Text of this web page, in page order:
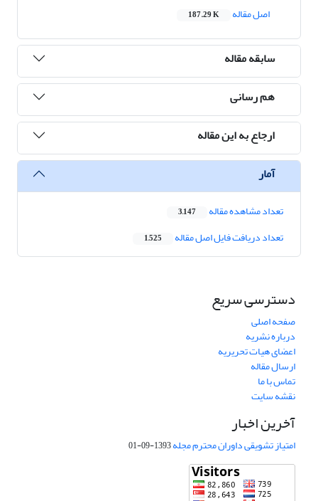
اصل مقاله
187.29 K
سابقه مقاله
هم رسانی
ارجاع به این مقاله
آمار
تعداد مشاهده مقاله 3,147
تعداد دریافت فایل اصل مقاله 1,525
دسترسی سریع
صفحه اصلی
درباره نشریه
اعضای هیات تحریریه
ارسال مقاله
تماس با ما
نقشه سایت
آخرین اخبار
امتیاز تشویقی داوران محترم مجله1393-09-01